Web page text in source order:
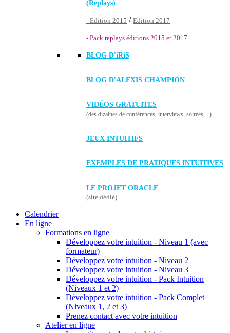
(Replays)
- Edition 2015 / Edition 2017
- Pack replays éditions 2015 et 2017
BLOG D'iRiS
BLOG D'ALEXIS CHAMPION
VIDÉOS GRATUITES
(des dizaines de conférences, interviews, soirées,...)
JEUX INTUITIFS
EXEMPLES DE PRATIQUES INTUITIVES
LE PROJET ORACLE
(site dédié)
Calendrier
En ligne
Formations en ligne
Développez votre intuition - Niveau 1 (avec
formateur)
Développez votre intuition - Niveau 2
Développez votre intuition - Niveau 3
Développez votre intuition - Pack Intuition
(Niveaux 1 et 2)
Développez votre intuition - Pack Complet
(Niveaux 1, 2 et 3)
Prenez contact avec votre intuition
Atelier en ligne